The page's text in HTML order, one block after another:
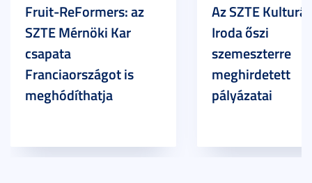
Fruit-ReFormers: az
SZTE Mérnöki Kar
csapata
Franciaországot is
meghódíthatja
Az SZTE
Iroda őszi
szemeszterre
meghirdetett
pályázatai